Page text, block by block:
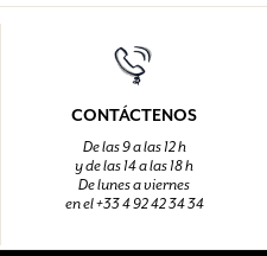
CONTÁCTENOS
De las 9 a las 12 h
y de las 14 a las 18 h
De lunes a viernes
en el +33 4 92 42 34 34